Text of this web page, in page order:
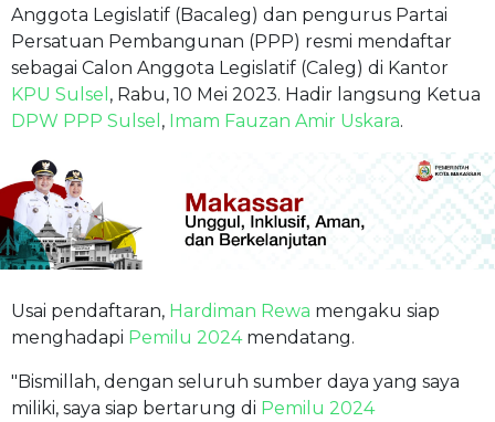
Anggota Legislatif (Bacaleg) dan pengurus Partai
Persatuan Pembangunan (PPP) resmi mendaftar
sebagai Calon Anggota Legislatif (Caleg) di Kantor
KPU Sulsel , Rabu, 10 Mei 2023. Hadir langsung Ketua
DPW PPP Sulsel , Imam Fauzan Amir Uskara.
Usai pendaftaran, Hardiman Rewa mengaku siap
menghadapi Pemilu 2024mendatang.
"Bismillah, dengan seluruh sumber daya yang saya
miliki, saya siap bertarung di Pemilu 2024